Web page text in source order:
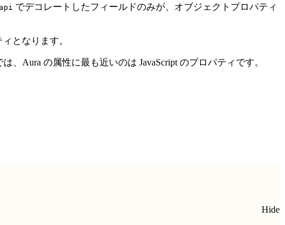
でデコレートしたフィールドのみが、オブジェクトプロパティ
となります。
Aura の属性に最も近いのは JavaScript のプロパティです。
Hide